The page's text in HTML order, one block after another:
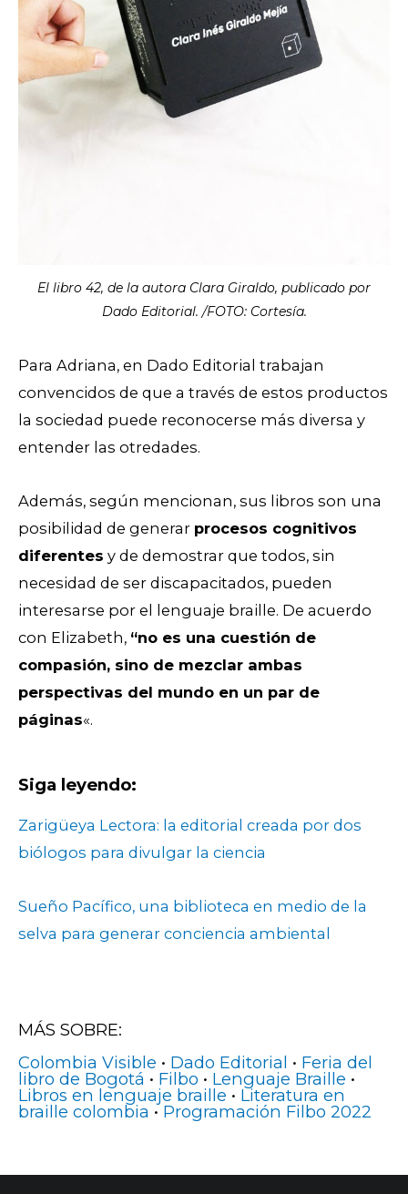
El libro 42, de la autora Clara Giraldo, publicado por
Dado Editorial. /FOTO: Cortesía.
Para Adriana, en Dado Editorial trabajan
convencidos de que a través de estos productos
la sociedad puede reconocerse más diversa y
entender las otredades.
Además, según mencionan, sus libros son una
posibilidad de generar procesos cognitivos
diferentes y de demostrar que todos, sin
necesidad de ser discapacitados, pueden
interesarse por el lenguaje braille. De acuerdo
con Elizabeth, “no es una cuestión de
compasión, sino de mezclar ambas
perspectivas del mundo en un par de
páginas«.
Siga leyendo:
Zarigüeya Lectora: la editorial creada por dos
biólogos para divulgar la ciencia
Sueño Pacífico, una biblioteca en medio de la
selva para generar conciencia ambiental
MÁS SOBRE:
Colombia Visible • Dado Editorial • Feria del
libro de Bogotá • Filbo • Lenguaje Braille •
Libros en lenguaje braille • Literatura en
braille colombia •Programación Filbo 2022